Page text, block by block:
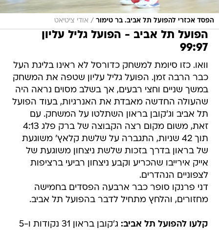
הפסד אכזרי להפועל תל אביב. בר טימור / אודי ציטיאט
הפועל תל אביב - הפועל גליל עליון
99:97
וואו. כזו סיומת למשחק כדורסל לא ראינו בליגת העל
כבר הרבה זמן. הפועל גליל עליון שטפה את המשחק
במשך שניים וחצי רבעים, אך בשלב מסוים נראה היה
שהעולה החדשה מאבדת את האנרגיות, בעוד הפועל
תל אביב וג'קובן בראון השתלטו על המשחק. עם
זאת, משום מקום רצה הקבוצה של ברק פלג 4:13
תוך 42 שניות, התגברה על שלשת קלאץ' משוגעת
של בראון בדרך בזכות שלשת ניצחון משוגעת של
אייק אירייבו שהכריע וקבע ניצחון רביעי ברציפות
לצפוניים הנהדרים.
דני פרנקו סופר כבר ארבעה הפסדים בחמישה
מחזורים, והלחץ מתחיל לדבר בהפועל תל אביב.
קלעו להפועל תל אביב:
ג'קובן בראון 31 נקודות ו-5